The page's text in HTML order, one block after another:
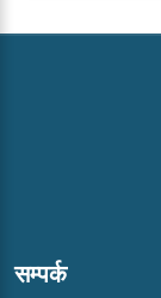
सम्पर्क